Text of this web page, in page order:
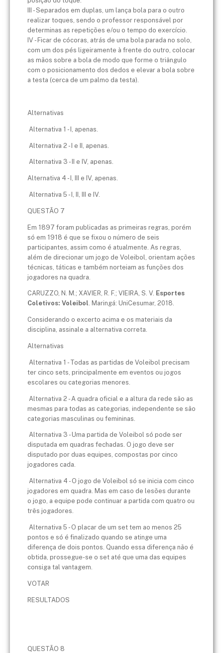
III - Separados em duplas, um lança bola para o outro
realizar toques, sendo o professor responsável por
determinas as repetições e/ou o tempo do exercício.
IV - Ficar de cócoras, atrás de uma bola parada no solo,
com um dos pés ligeiramente à frente do outro, colocar
as mãos sobre a bola de modo que forme o triângulo
com o posicionamento dos dedos e elevar a bola sobre
a testa (cerca de um palmo da testa).
Alternativas
Alternativa 1 - I, apenas.
Alternativa 2 - I e II, apenas.
Alternativa 3 - II e IV, apenas.
Alternativa 4 - I, III e IV, apenas.
Alternativa 5 - I, II, III e IV.
QUESTÃO 7
Em 1897 foram publicadas as primeiras regras, porém
só em 1918 é que se fixou o número de seis
participantes, assim como é atualmente. As regras,
além de direcionar um jogo de Voleibol, orientam ações
técnicas, táticas e também norteiam as funções dos
jogadores na quadra.
CARUZZO, N. M.; XAVIER, R. F.; VIEIRA, S. V. Esportes
Coletivos: Voleibol. Maringá: UniCesumar, 2018.
Considerando o excerto acima e os materiais da
disciplina, assinale a alternativa correta.
Alternativas
Alternativa 1 - Todas as partidas de Voleibol precisam
ter cinco sets, principalmente em eventos ou jogos
escolares ou categorias menores.
Alternativa 2 - A quadra oficial e a altura da rede são as
mesmas para todas as categorias, independente se são
categorias masculinas ou femininas.
Alternativa 3 - Uma partida de Voleibol só pode ser
disputada em quadras fechadas. O jogo deve ser
disputado por duas equipes, compostas por cinco
jogadores cada.
Alternativa 4 - O jogo de Voleibol só se inicia com cinco
jogadores em quadra. Mas em caso de lesões durante
o jogo, a equipe pode continuar a partida com quatro ou
três jogadores.
Alternativa 5 - O placar de um set tem ao menos 25
pontos e só é finalizado quando se atinge uma
diferença de dois pontos. Quando essa diferença não é
obtida, prossegue-se o set até que uma das equipes
consiga tal vantagem.
VOTAR
RESULTADOS
QUESTÃO 8